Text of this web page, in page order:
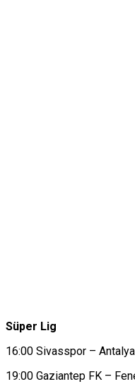
Süper Lig
16:00 Sivasspor –
19:00 Gaziantep FK –